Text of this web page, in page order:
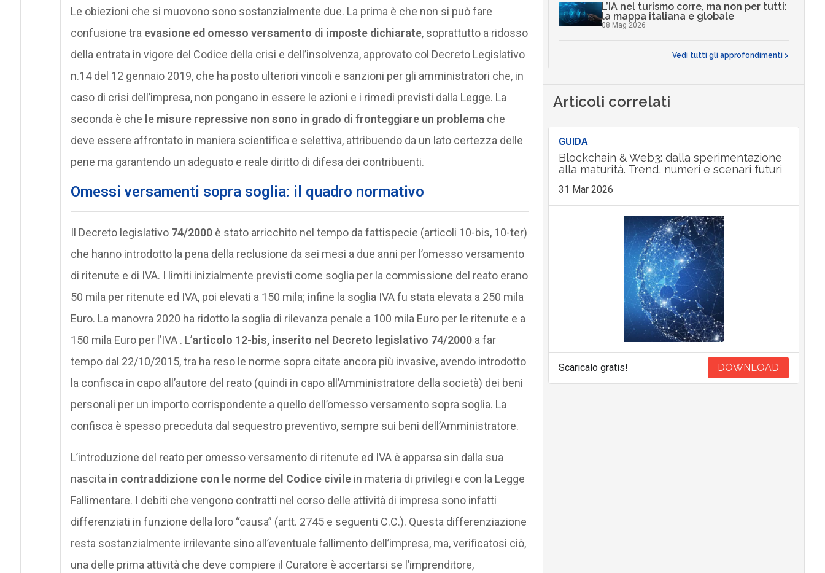
Le obiezioni che si muovono sono sostanzialmente due. La prima è che non si può fare
confusione tra evasione ed omesso versamento di imposte dichiarate, soprattutto a ridosso
della entrata in vigore del Codice della crisi e dell’insolvenza, approvato col Decreto Legislativo
n.14 del 12 gennaio 2019, che ha posto ulteriori vincoli e sanzioni per gli amministratori che, in
caso di crisi dell’impresa, non pongano in essere le azioni e i rimedi previsti dalla Legge. La
seconda è che le misure repressive non sono in grado di fronteggiare un problema che
deve essere affrontato in maniera scientifica e selettiva, attribuendo da un lato certezza delle
pene ma garantendo un adeguato e reale diritto di difesa dei contribuenti.
Omessi versamenti sopra soglia: il quadro normativo
Il Decreto legislativo74/2000è stato arricchito nel tempo da fattispecie (articoli 10-bis, 10-ter)
che hanno introdotto la pena della reclusione da sei mesi a due anni per l’omesso versamento
di ritenute e di IVA. I limiti inizialmente previsti come soglia per la commissione del reato erano
50 mila per ritenute ed IVA, poi elevati a 150 mila; infine la soglia IVA fu stata elevata a 250 mila
Euro. La manovra 2020 ha ridotto la soglia di rilevanza penale a 100 mila Euro per le ritenute e a
150 mila Euro per l’IVA . L’articolo 12-bis, inserito nel Decreto legislativo 74/2000a far
tempo dal 22/10/2015, tra ha reso le norme sopra citate ancora più invasive, avendo introdotto
la confisca in capo all’autore del reato (quindi in capo all’Amministratore della società) dei beni
personali per un importo corrispondente a quello dell’omesso versamento sopra soglia. La
confisca è spesso preceduta dal sequestro preventivo, sempre sui beni dell’Amministratore.
L’introduzione del reato per omesso versamento di ritenute ed IVA è apparsa sin dalla sua
nascita in contraddizione con le norme del Codice civilein materia di privilegi e con la Legge
Fallimentare. I debiti che vengono contratti nel corso delle attività di impresa sono infatti
differenziati in funzione della loro “causa” (artt. 2745 e seguenti C.C.). Questa differenziazione
resta sostanzialmente irrilevante sino all’eventuale fallimento dell’impresa, ma, verificatosi ciò,
una delle prima attività che deve compiere il Curatore è accertarsi se l’imprenditore,
L’IA nel turismo corre, ma non per tutti:
la mappa italiana e globale
08 Mag 2026
Vedi tutti gli approfondimenti >
Articoli correlati
GUIDA
Blockchain & Web3: dalla sperimentazione
alla maturità. Trend, numeri e scenari futuri
31 Mar 2026
Scaricalo gratis! DOWNLOAD